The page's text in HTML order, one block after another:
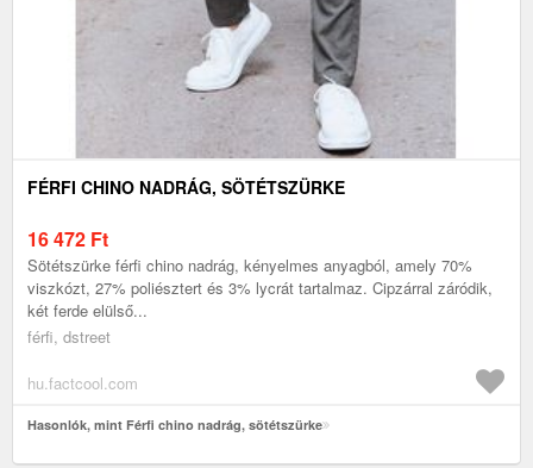
FÉRFI CHINO NADRÁG, SÖTÉTSZÜRKE
16 472 Ft
Sötétszürke férfi chino nadrág, kényelmes anyagból, amely 70%
viszkózt, 27% poliésztert és 3% lycrát tartalmaz. Cipzárral záródik,
két ferde elülső...
férfi, dstreet
hu.factcool.com
Hasonlók, mint Férfi chino nadrág, sötétszürke